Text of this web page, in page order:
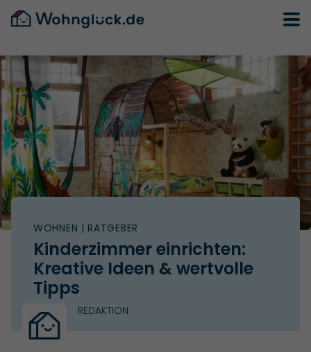
WOHNEN | RATGEBER
Kinderzimmer einrichten:
Kreative Ideen & wertvolle
Tipps
REDAKTION